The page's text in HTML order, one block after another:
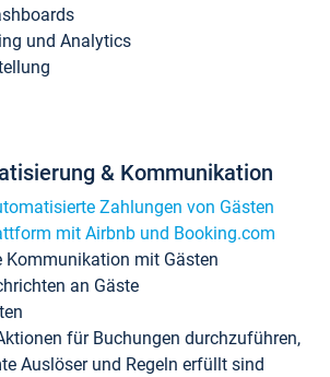
und Analytics
& Kommunikation
Zahlungen von Gästen
mit Airbnb und Booking.com
Kommunikation mit Gästen
an Gäste
für Buchungen durchzuführen,
Auslöser und Regeln erfüllt sind